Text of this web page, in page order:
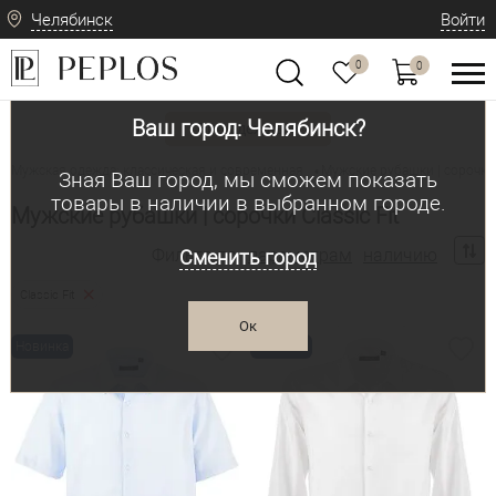
Челябинск
Ваш город: Челябинск?
Зная Ваш город, мы сможем показать
товары в наличии в выбранном городе.
Сменить город
Ок
Войти
0 0
Вид одежды
Мужская одежда: классическая и современная
Мужские рубашки | сорочки Classic Fit
Фильтр по: параметрам